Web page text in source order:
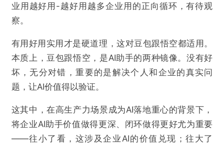
业用越好用-越好用越多企业用的正向循环，有待观
察。
有用好用实用才是硬道理，这对豆包跟悟空都适用。
本质上，豆包跟悟空，是AI助手的两种镜像。没有好
坏，无分对错，重要的是解决个人和企业的真实问
题，让AI价值得以验证。
这其中，在高生产力场景成为AI落地重心的背景下，
将企业AI助手价值做得更深、闭环做得更好尤为重要
——往小了看，这涉及企业AI的价值兑现；往大了